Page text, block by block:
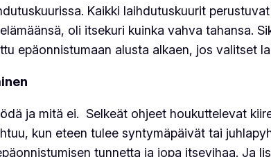
Kaikki laihdutuskuurit
oli itsekuri kuinka vahva tahansa.
epäonnistumaan alusta alkaen, jos valitset
ja mitä ei. Selkeät ohjeet houkuttelevat
kun eteen tulee syntymäpäivät tai
tunnetta ja jopa itsevihaa. Ja